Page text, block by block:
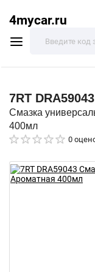
4mycar.ru
7RT DRA59043
Смазка
400мл
0